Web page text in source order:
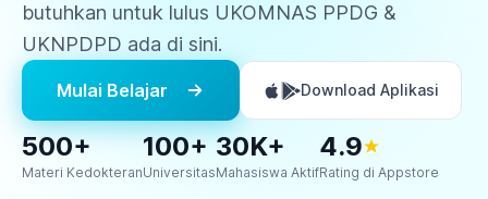
butuhkan untuk lulus UKOMNAS PPDG &
UKNPDPD ada di sini.
Mulai Belajar Download Aplikasi
500+
Materi Kedokteran
100+
Universitas
30K+
Mahasiswa Aktif
4.9
Rating di Appstore